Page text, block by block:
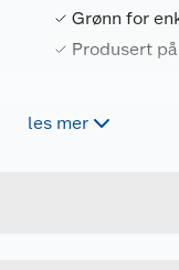
Grønn for
Produsert
les mer